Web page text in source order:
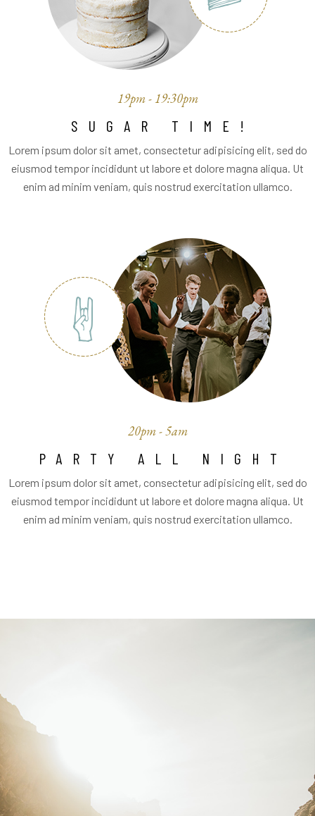
SUGAR TIME!
19pm - 19:30pm
Lorem ipsum dolor sit amet, consectetur adipisicing elit, sed do
eiusmod tempor incididunt ut labore et dolore magna aliqua. Ut
enim ad minim veniam, quis nostrud exercitation ullamco.
PARTY ALL NIGHT
20pm - 5am
Lorem ipsum dolor sit amet, consectetur adipisicing elit, sed do
eiusmod tempor incididunt ut labore et dolore magna aliqua. Ut
enim ad minim veniam, quis nostrud exercitation ullamco.